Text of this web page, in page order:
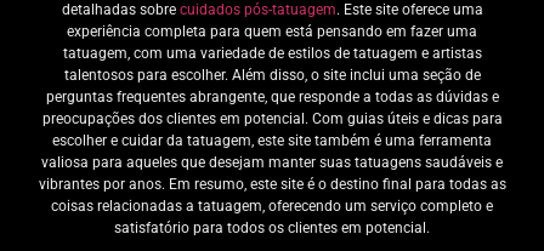
detalhadas sobre cuidados pós-tatuagem. Este site oferece uma
experiência completa para quem está pensando em fazer uma
tatuagem, com uma variedade de estilos de tatuagem e artistas
talentosos para escolher. Além disso, o site inclui uma seção de
perguntas frequentes abrangente, que responde a todas as dúvidas e
preocupações dos clientes em potencial. Com guias úteis e dicas para
escolher e cuidar da tatuagem, este site também é uma ferramenta
valiosa para aqueles que desejam manter suas tatuagens saudáveis e
vibrantes por anos. Em resumo, este site é o destino final para todas as
coisas relacionadas a tatuagem, oferecendo um serviço completo e
satisfatório para todos os clientes em potencial.